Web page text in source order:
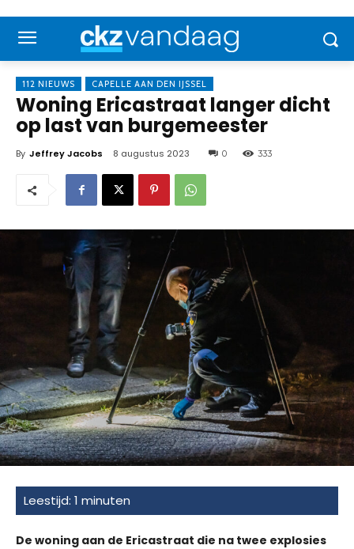
112 NIEUWS CAPELLE AAN DEN IJSSEL
Woning Ericastraat langer dicht
op last van burgemeester
By Jeffrey Jacobs 8 augustus 2023 0 333
De woning aan de Ericastraat die na twee explosies